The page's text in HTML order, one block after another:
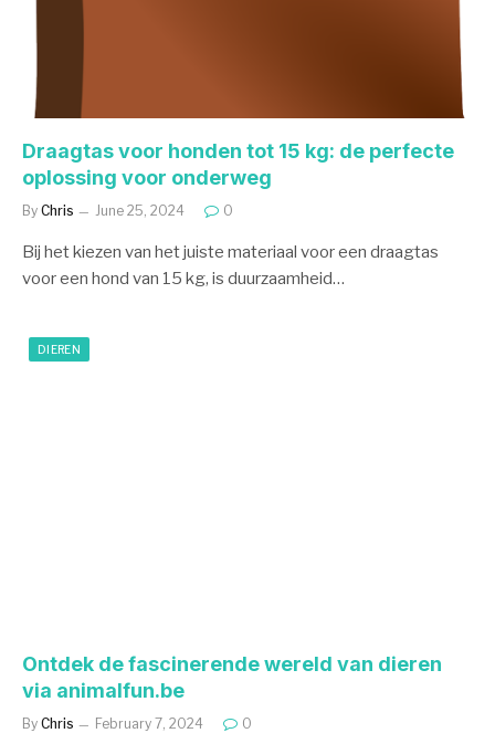
Draagtas voor honden tot 15 kg: de perfecte
oplossing voor onderweg
By Chris June 25, 2024 0
Bij het kiezen van het juiste materiaal voor een draagtas
voor een hond van 15 kg, is duurzaamheid…
DIEREN
Ontdek de fascinerende wereld van dieren
via animalfun.be
By Chris February 7, 2024 0